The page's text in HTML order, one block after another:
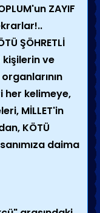
ZAYIF
ŞÖHRETLİ
ve
her kelimeye,
MİLLET'in
KÖTÜ
daima